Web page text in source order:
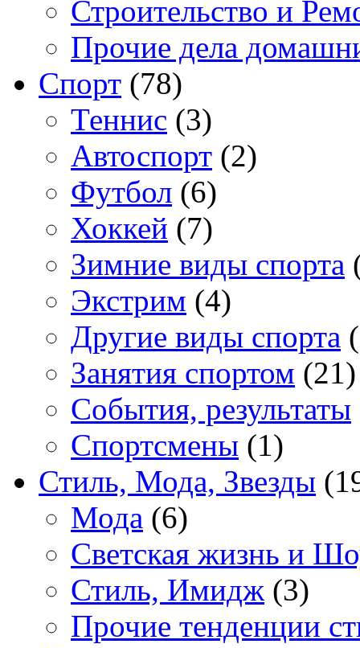
Строительство и
Прочие дела
Спорт (78)
Теннис (3)
Автоспорт (2)
Футбол (6)
Хоккей (7)
Зимние виды спорта
Экстрим (4)
Другие виды спорта
Занятия спортом (21)
События, результаты
Спортсмены (1)
Стиль, Мода, Звезды
Мода (6)
Светская жизнь и
Стиль, Имидж (3)
Прочие тенденции